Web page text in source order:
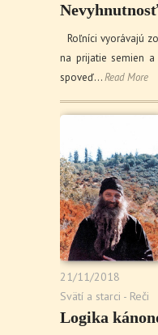
Roľníci vyorávajú
na prijatie semien
spoveď…Read More
21/11/2018
Svätí a starci - Reči
Logika